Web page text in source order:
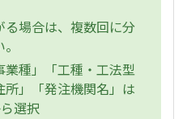
場合は、複数回に分
種」「工種・工法型
」「発注機関名」は
選択